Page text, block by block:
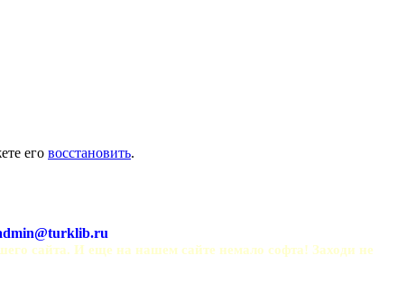
его восстановить.
сайта. И еще на нашем сайте немало софта! Заходи не